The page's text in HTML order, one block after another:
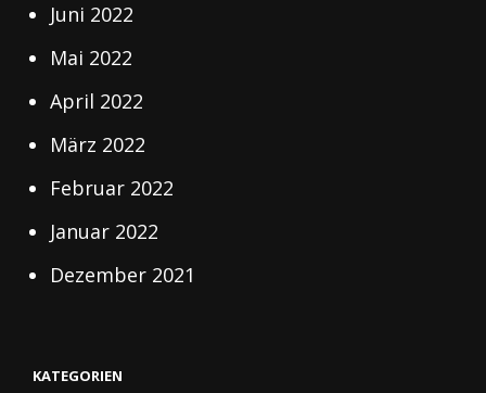
Juni 2022
Mai 2022
April 2022
März 2022
Februar 2022
Januar 2022
Dezember 2021
KATEGORIEN